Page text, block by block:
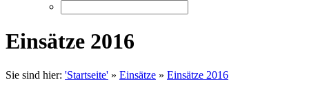
Einsätze 2016
Sie sind hier: 'Startseite' » Einsätze » Einsätze 2016